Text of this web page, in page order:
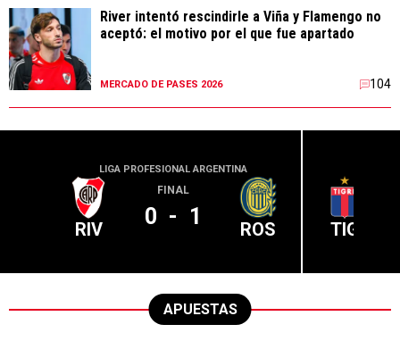
River intentó rescindirle a Viña y Flamengo no
aceptó: el motivo por el que fue apartado
MERCADO DE PASES 2026 104
LIGA PROFESIONAL ARGENTINA
RIV
FINAL
0 - 1 ROS TIG
APUESTAS